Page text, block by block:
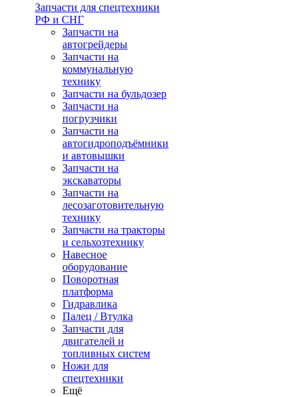
Запчасти для спецтехники
РФ и СНГ
Запчасти на
автогрейдеры
Запчасти на
коммунальную
технику
Запчасти на бульдозер
Запчасти на
погрузчики
Запчасти на
автогидроподъёмники
и автовышки
Запчасти на
экскаваторы
Запчасти на
лесозаготовительную
технику
Запчасти на тракторы
и сельхозтехнику
Навесное
оборудование
Поворотная
платформа
Гидравлика
Палец / Втулка
Запчасти для
двигателей и
топливных систем
Ножи для
спецтехники
Ещё